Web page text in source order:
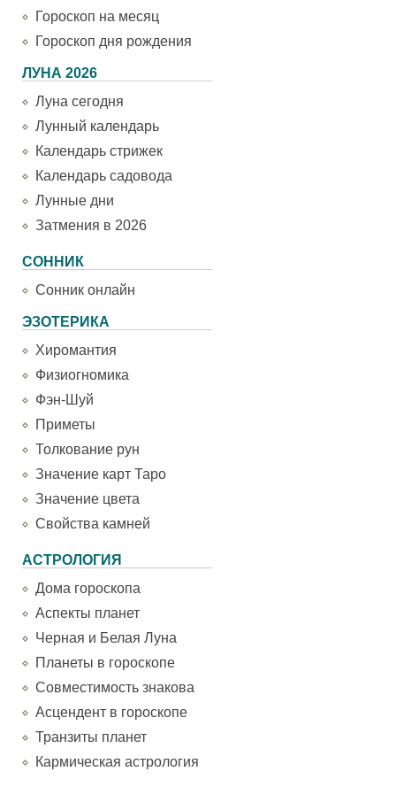
Гороскоп на месяц
Гороскоп дня рождения
ЛУНА 2026
Луна сегодня
Лунный календарь
Календарь стрижек
Календарь садовода
Лунные дни
Затмения в 2026
СОННИК
Сонник онлайн
ЭЗОТЕРИКА
Хиромантия
Физиогномика
Фэн-Шуй
Приметы
Толкование рун
Значение карт Таро
Значение цвета
Свойства камней
АСТРОЛОГИЯ
Дома гороскопа
Аспекты планет
Черная и Белая Луна
Планеты в гороскопе
Совместимость знакова
Асцендент в гороскопе
Транзиты планет
Кармическая астрология